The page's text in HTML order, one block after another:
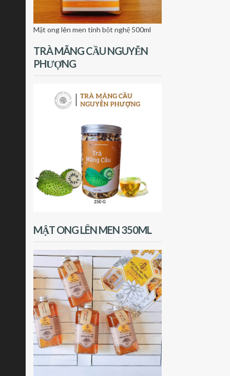
Mật ong lên men tinh bột nghệ 500ml
TRÀ MÃNG CẦU NGUYỄN
PHƯỢNG
MẬT ONG LÊN MEN 350ML